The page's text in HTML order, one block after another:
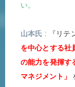
い。
山本氏 『リテ
を中心とする社
の能力を発揮す
マネジメント」